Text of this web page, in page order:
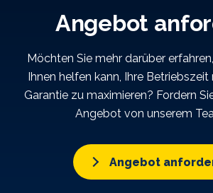
Angebot
Möchten Sie mehr darüber
Ihnen helfen kann, Ihre
Garantie zu maximieren? Fordern
Angebot von unserem
Angebot